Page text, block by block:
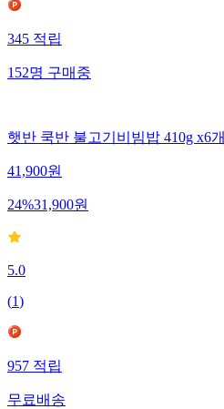
345 적립
152명 구매중
햇반 쿡반 불고기비빔밥 410g x6개
41,900원
24%31,900원
5.0
(1)
957 적립
무료배송